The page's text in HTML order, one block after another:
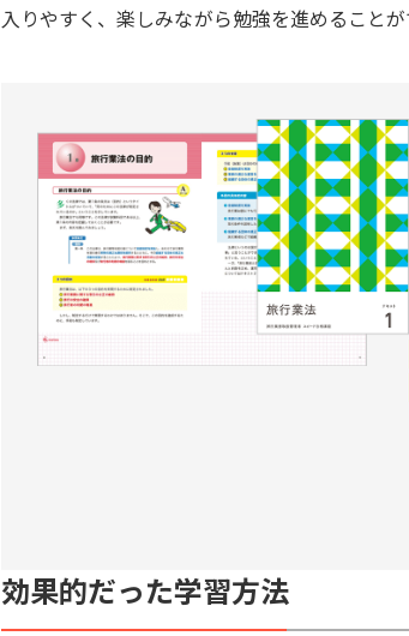
入りやすく、楽しみながら勉強を進めることが
効果的だった学習方法